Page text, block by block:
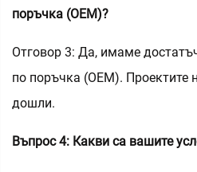
поръчка (OEM)?
Отговор 3: Да, имаме
по поръчка (OEM). Проектите
дошли.
Въпрос 4: Какви са вашите